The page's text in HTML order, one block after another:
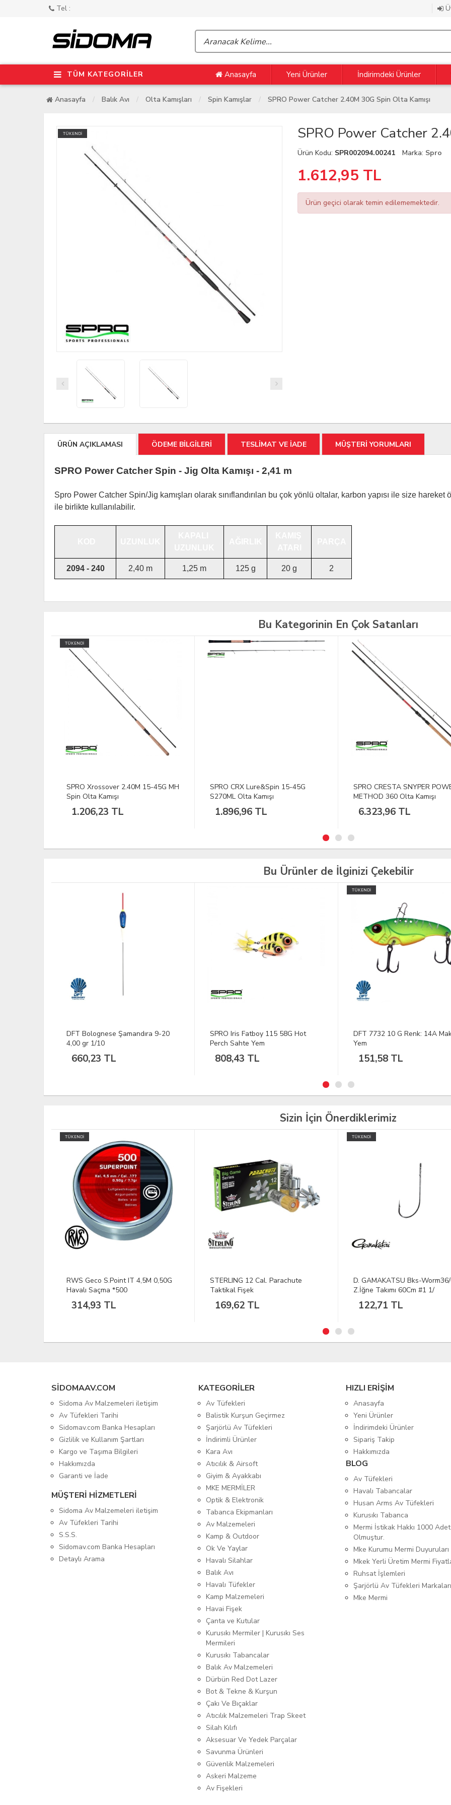
Tel :
TÜM KATEGORİLER Anasayfa Yeni Ürünler İndirimdeki Ürünler
Anasayfa Balık Avı Olta Kamışları Spin Kamışlar SPRO Power Catcher 2.40M 30G Spin Olta Kamışı
TÜKENDİ SPRO Power Catcher
Ürün Kodu: SPR002094.00241 Marka: Spro
1.612,95 TL
Ürün geçici olarak temin edilememektedir.
ÜRÜN AÇIKLAMASI ÖDEME BİLGİLERİ TESLİMAT VE İADE MÜŞTERİ YORUMLARI
SPRO Power Catcher Spin - Jig Olta Kamışı - 2,41 m
Spro Power Catcher Spin/Jig kamışları olarak sınıflandırılan bu çok yönlü oltalar, karbon yapısı ile size
ile birlikte kullanılabilir.
2094 - 240 2,40 m 1,25 m 125 g 20 g 2
Bu Kategorinin En Çok Satanları
SPRO CRX Lure&Spin 15-45G
S270ML Olta Kamışı
1.896,96 TL
SPRO CRESTA SNYPER POWER
METHOD 360 Olta Kamışı
6.323,96 TL
DFT Monarch 180 cm Olta
3-10 g
750,75 TL
Bu Ürünler de İlginizi Çekebilir
SPRO Iris Fatboy 115 58G Hot
Perch Sahte Yem
808,43 TL
DFT 7732 10 G Renk: 14A Maket
Yem
151,58 TL
TÜKENDİ
GAMAKATSU SL12S Big
#6/0 Olta İğnesi
417,69 TL
Sizin İçin Önerdiklerimiz
STERLING 12 Cal. Parachute
Taktikal Fişek
169,62 TL
D. GAMAKATSU Bks-Worm36/0
Z.İğne Takımı 60Cm #1 1/
122,71 TL
DEERHUNTER Rogaland
353 Koyu Yeşil Mont S
4.088,10 TL
SIDOMAAV.COM
Sidoma Av Malzemeleri iletişim
Av Tüfekleri Tarihi
Sidomav.com Banka Hesapları
Gizlilik ve Kullanım Şartları
Kargo ve Taşıma Bilgileri
Hakkımızda
Garanti ve İade
MÜŞTERİ HİZMETLERİ
Sidoma Av Malzemeleri iletişim
Av Tüfekleri Tarihi
S.S.S.
Sidomav.com Banka Hesapları
Detaylı Arama
KATEGORİLER
Av Tüfekleri
Balistik Kurşun Geçirmez
Şarjörlü Av Tüfekleri
İndirimli Ürünler
Kara Avı
Atıcılık & Airsoft
Giyim & Ayakkabı
MKE MERMİLER
Optik & Elektronik
Tabanca Ekipmanları
Av Malzemeleri
Kamp & Outdoor
Ok Ve Yaylar
Havalı Silahlar
Balık Avı
Havalı Tüfekler
Kamp Malzemeleri
Havai Fişek
Çanta ve Kutular
Kurusıkı Mermiler | Kurusıkı Ses
Mermileri
Kurusıkı Tabancalar
Balık Av Malzemeleri
Dürbün Red Dot Lazer
Bot & Tekne & Kurşun
Çakı Ve Bıçaklar
Atıcılık Malzemeleri Trap Skeet
Silah Kılıfı
Aksesuar Ve Yedek Parçalar
Savunma Ürünleri
Güvenlik Malzemeleri
Askeri Malzeme
Av Fişekleri
HIZLI ERİŞİM
Anasayfa
Yeni Ürünler
İndirimdeki Ürünler
Sipariş Takip
Hakkımızda
BLOG
Av Tüfekleri
Havalı Tabancalar
Husan Arms Av Tüfekleri
Kurusıkı Tabanca
Mermi İstikak Hakkı 1000 Adet
Olmuştur.
Mke Kurumu Mermi
Mkek Yerli Üretim Mermi
Ruhsat İşlemleri
Şarjörlü Av Tüfekleri Markaları
Mke Mermi